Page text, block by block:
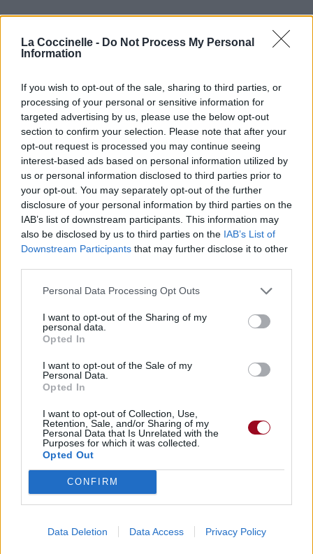
La Coccinelle - Do Not Process My Personal
Information
If you wish to opt-out of the sale, sharing to third parties, or
processing of your personal or sensitive information for
targeted advertising by us, please use the below opt-out
section to confirm your selection. Please note that after your
opt-out request is processed you may continue seeing
interest-based ads based on personal information utilized by
us or personal information disclosed to third parties prior to
your opt-out. You may separately opt-out of the further
disclosure of your personal information by third parties on the
IAB’s list of downstream participants. This information may
also be disclosed by us to third parties on the IAB’s List of
Downstream Participants that may further disclose it to other
Personal Data Processing Opt Outs
I want to opt-out of the Sharing of my
personal data.
Opted In
I want to opt-out of the Sale of my
Personal Data.
Opted In
I want to opt-out of Collection, Use,
Retention, Sale, and/or Sharing of my
Personal Data that Is Unrelated with the
Purposes for which it was collected.
Opted Out
CONFIRM
Data Deletion Data Access Privacy Policy